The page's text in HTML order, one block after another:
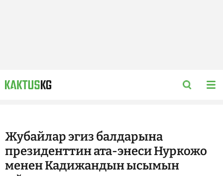
Жубайлар эгиз балдарына
президенттин ата-энеси Нуркожо
менен Кадижандын ысымын